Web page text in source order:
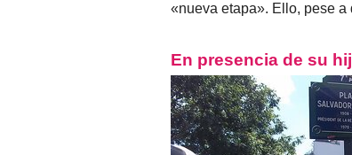
«nueva etapa». Ello, pese
En presencia de su